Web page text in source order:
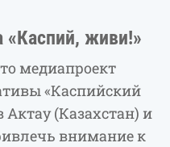
«Каспий, живи!»
медиапроект
«Каспийский
(Казахстан) и
внимание к